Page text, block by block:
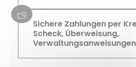
Sichere Zahlungen per
Scheck, Überweisung,